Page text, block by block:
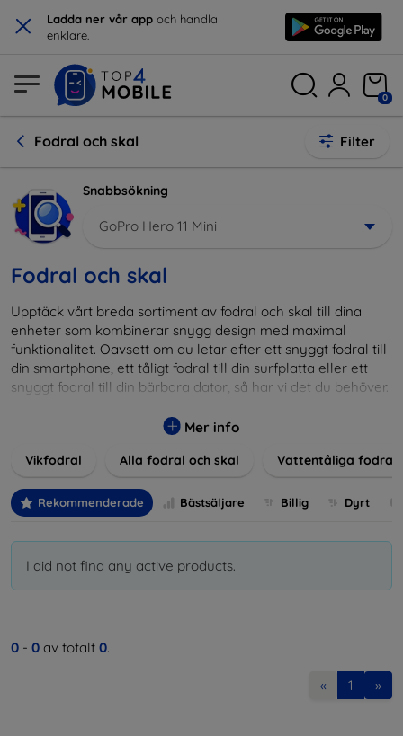
× Ladda ner vår app och handla
enklare.
0
Fodral och skal Filter
Snabbsökning
GoPro Hero 11 Mini
Fodral och skal
Upptäck vårt breda sortiment av fodral och skal till dina
enheter som kombinerar snygg design med maximal
funktionalitet. Oavsett om du letar efter ett snyggt fodral till
din smartphone, ett tåligt fodral till din surfplatta eller ett
snyggt fodral till din bärbara dator, så har vi det du behöver.
stötar, samtidigt som de tar hänsyn till användarnas
att hitta rätt tillbehör till din enhet. Våra fodral och skal är
inte bara praktiska utan också moderiktiga, vilket gör dem
dig.
Mer info
Vikfodral Alla fodral och skal Vattentåliga fodral
Rekommenderade Bästsäljare Billig Dyrt
I did not find any active products.
0 - 0 av totalt 0.
« 1 »